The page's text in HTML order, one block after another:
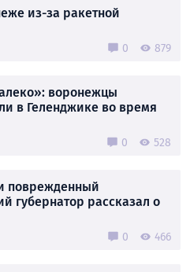
из-за ракетной
0 879
воронежцы
в Геленджике во время
0 528
поврежденный
губернатор рассказал о
0 466